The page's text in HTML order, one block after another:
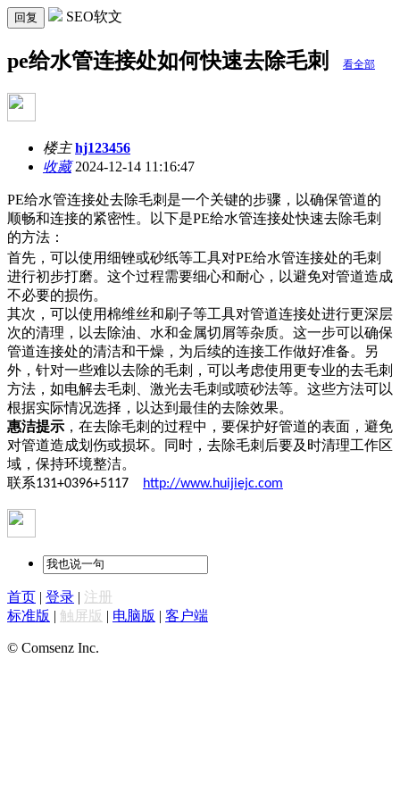
回复 SEO软文
pe给水管连接处如何快速去除毛刺 看全部
楼主 hj123456
收藏2024-12-14 11:16:47
PE给水管连接处去除毛刺是一个关键的步骤，以确保管道的
顺畅和连接的紧密性。以下是PE给水管连接处快速去除毛刺
的方法：
首先，可以使用细锉或砂纸等工具对PE给水管连接处的毛刺
进行初步打磨。这个过程需要细心和耐心，以避免对管道造成
不必要的损伤。
其次，可以使用棉维丝和刷子等工具对管道连接处进行更深层
次的清理，以去除油、水和金属切屑等杂质。这一步可以确保
管道连接处的清洁和干燥，为后续的连接工作做好准备。另
外，针对一些难以去除的毛刺，可以考虑使用更专业的去毛刺
方法，如电解去毛刺、激光去毛刺或喷砂法等。这些方法可以
根据实际情况选择，以达到最佳的去除效果。
惠洁提示 ，在去除毛刺的过程中，要保护好管道的表面，避免
对管道造成划伤或损坏。同时，去除毛刺后要及时清理工作区
域，保持环境整洁。
联系131+0396+5117 http://www.huijiejc.com
首页 | 登录 | 注册
标准版 | 触屏版 | 电脑版 | 客户端
© Comsenz Inc.